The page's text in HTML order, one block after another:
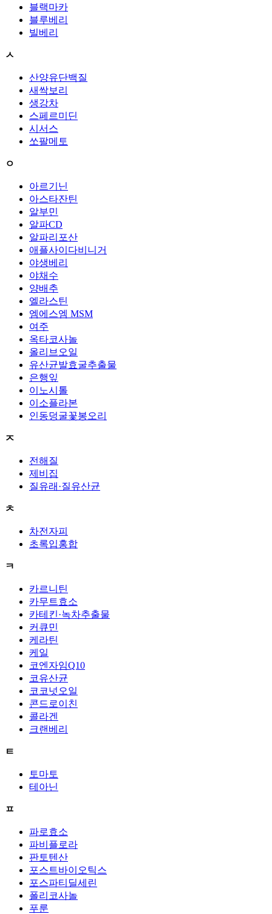
블랙마카
블루베리
빌베리
ㅅ
산양유단백질
새싹보리
생강차
스페르미딘
시서스
쏘팔메토
ㅇ
아르기닌
아스타잔틴
알부민
알파CD
알파리포산
애플사이다비니거
야생베리
야채수
양배추
엘라스틴
엠에스엠 MSM
여주
옥타코사놀
올리브오일
유산균발효굴추출물
은행잎
이노시톨
이소플라본
인동덩굴꽃봉오리
ㅈ
전해질
제비집
질유래·질유산균
ㅊ
차전자피
초록입홍합
ㅋ
카르니틴
카무트효소
카테킨·녹차추출물
커큐민
케라틴
케일
코엔자임Q10
코유산균
코코넛오일
콘드로이친
콜라겐
크랜베리
ㅌ
토마토
테아닌
ㅍ
파로효소
파비플로라
판토텐산
포스트바이오틱스
포스파티딜세린
폴리코사놀
푸룬